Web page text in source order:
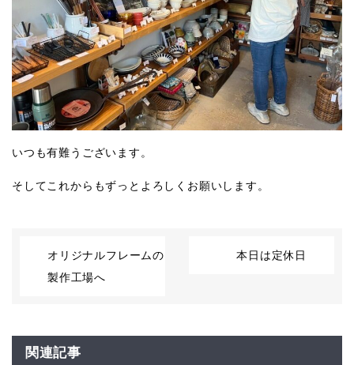
いつも有難うございます。
そしてこれからもずっとよろしくお願いします。
オリジナルフレームの
製作工場へ
本日は定休日
関連記事